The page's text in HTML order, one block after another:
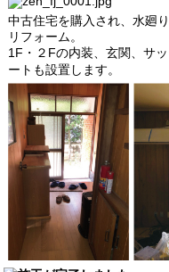
中古住宅を購入され、水廻
リフォーム。
1F・２Fの内装、玄関、サ
ートも設置します。